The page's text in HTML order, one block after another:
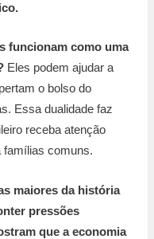
funcionam como uma
Eles podem ajudar a
o bolso do
Essa dualidade faz
receba atenção
famílias comuns.
maiores da história
pressões
que a economia